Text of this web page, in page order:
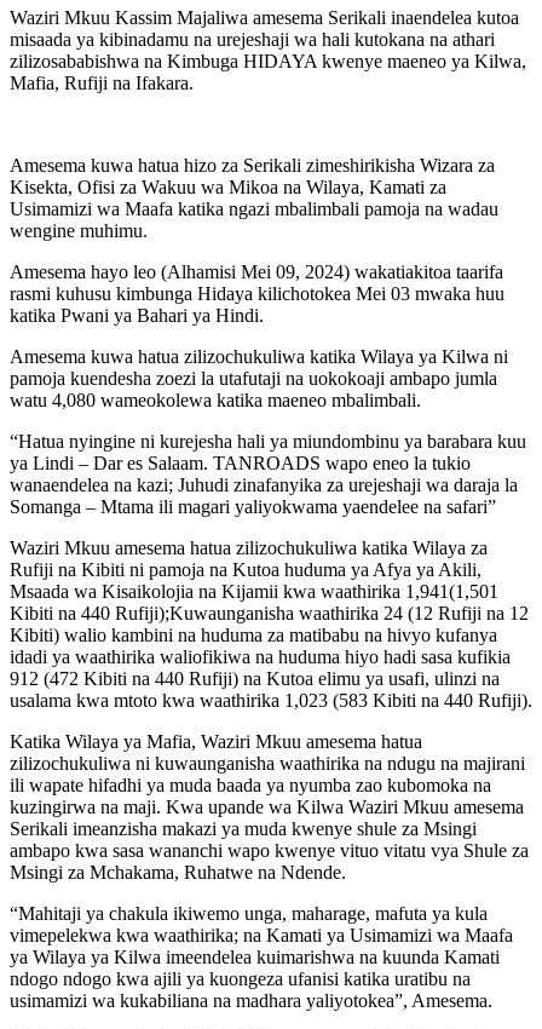
Waziri Mkuu Kassim Majaliwa amesema Serikali inaendelea kutoa
misaada ya kibinadamu na urejeshaji wa hali kutokana na athari
zilizosababishwa na Kimbuga HIDAYA kwenye maeneo ya Kilwa,
Mafia, Rufiji na Ifakara.
Amesema kuwa hatua hizo za Serikali zimeshirikisha Wizara za
Kisekta, Ofisi za Wakuu wa Mikoa na Wilaya, Kamati za
Usimamizi wa Maafa katika ngazi mbalimbali pamoja na wadau
wengine muhimu.
Amesema hayo leo (Alhamisi Mei 09, 2024) wakatiakitoa taarifa
rasmi kuhusu kimbunga Hidaya kilichotokea Mei 03 mwaka huu
katika Pwani ya Bahari ya Hindi.
Amesema kuwa hatua zilizochukuliwa katika Wilaya ya Kilwa ni
pamoja kuendesha zoezi la utafutaji na uokokoaji ambapo jumla
watu 4,080 wameokolewa katika maeneo mbalimbali.
“Hatua nyingine ni kurejesha hali ya miundombinu ya barabara kuu
ya Lindi – Dar es Salaam. TANROADS wapo eneo la tukio
wanaendelea na kazi; Juhudi zinafanyika za urejeshaji wa daraja la
Somanga – Mtama ili magari yaliyokwama yaendelee na safari”
Waziri Mkuu amesema hatua zilizochukuliwa katika Wilaya za
Rufiji na Kibiti ni pamoja na Kutoa huduma ya Afya ya Akili,
Msaada wa Kisaikolojia na Kijamii kwa waathirika 1,941(1,501
Kibiti na 440 Rufiji);Kuwaunganisha waathirika 24 (12 Rufiji na 12
Kibiti) walio kambini na huduma za matibabu na hivyo kufanya
idadi ya waathirika waliofikiwa na huduma hiyo hadi sasa kufikia
912 (472 Kibiti na 440 Rufiji) na Kutoa elimu ya usafi, ulinzi na
usalama kwa mtoto kwa waathirika 1,023 (583 Kibiti na 440 Rufiji).
Katika Wilaya ya Mafia, Waziri Mkuu amesema hatua
zilizochukuliwa ni kuwaunganisha waathirika na ndugu na majirani
ili wapate hifadhi ya muda baada ya nyumba zao kubomoka na
kuzingirwa na maji. Kwa upande wa Kilwa Waziri Mkuu amesema
Serikali imeanzisha makazi ya muda kwenye shule za Msingi
ambapo kwa sasa wananchi wapo kwenye vituo vitatu vya Shule za
Msingi za Mchakama, Ruhatwe na Ndende.
“Mahitaji ya chakula ikiwemo unga, maharage, mafuta ya kula
vimepelekwa kwa waathirika; na Kamati ya Usimamizi wa Maafa
ya Wilaya ya Kilwa imeendelea kuimarishwa na kuunda Kamati
ndogo ndogo kwa ajili ya kuongeza ufanisi katika uratibu na
usimamizi wa kukabiliana na madhara yaliyotokea”, Amesema.